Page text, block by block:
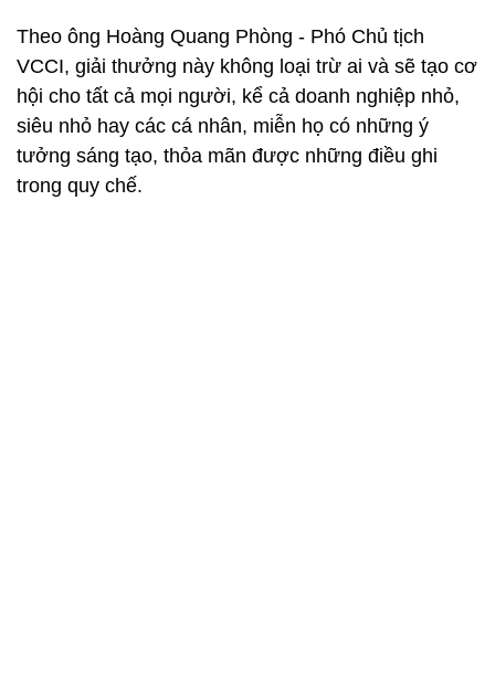
Theo ông Hoàng Quang Phòng - Phó Chủ tịch
VCCI, giải thưởng này không loại trừ ai và sẽ tạo cơ
hội cho tất cả mọi người, kể cả doanh nghiệp nhỏ,
siêu nhỏ hay các cá nhân, miễn họ có những ý
tưởng sáng tạo, thỏa mãn được những điều ghi
trong quy chế.